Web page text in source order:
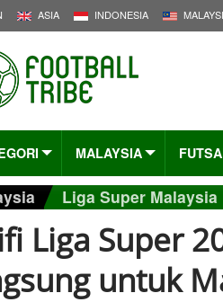
ASIA INDONESIA
MALAYSIA
Liga Super Malaysia
Liga Super
untuk